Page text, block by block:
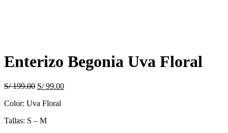
Enterizo Begonia Uva Floral
S/199.00 Original
was:
S/99.00Current
Color: Uva Floral
Tallas: S – M